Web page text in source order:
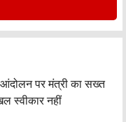
पर मंत्री का सख्त
स्वीकार नहीं